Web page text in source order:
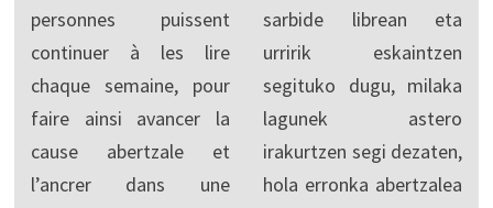
personnes puissent
continuer à les lire
chaque semaine, pour
faire ainsi avancer la
cause abertzale et
l’ancrer dans une
sarbide librean eta
urririk eskaintzen
segituko dugu, milaka
lagunek astero
irakurtzen segi dezaten,
hola erronka abertzalea